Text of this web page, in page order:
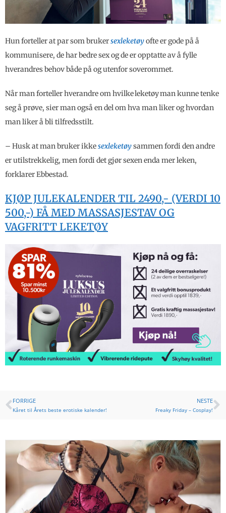
Hun forteller at par som brukersexleketøyofte er gode på å
kommunisere, de har bedre sex og de er opptatte av å fylle
hverandres behov både på og utenfor soverommet.
Når man forteller hverandre om hvilke leketøy man kunne tenke
seg å prøve, sier man også en del om hva man liker og hvordan
man liker å bli tilfredsstilt.
– Husk at man bruker ikkesexleketøysammen fordi den andre
er utilstrekkelig, men fordi det gjør sexen enda mer leken,
forklarer Ebbestad.
KJØP JULEKALENDER TIL 2490,- (VERDI 10
500,-) FÅ MED MASSASJESTAV OG
VAGFRITT LEKETØY
FORRIGE
Kåret til Årets beste erotiske kalender!
NESTE
Freaky Friday – Cosplay!